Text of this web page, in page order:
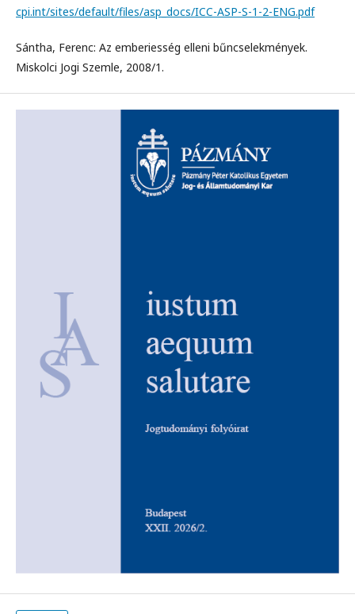
cpi.int/sites/default/files/asp_docs/ICC-ASP-S-1-2-ENG.pdf
Sántha, Ferenc: Az emberiesség elleni bűncselekmények.
Miskolci Jogi Szemle, 2008/1.